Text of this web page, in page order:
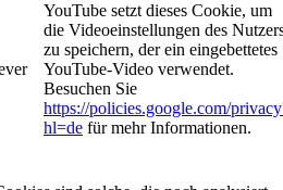
YouTube setzt dieses Cookie, um
die Videoeinstellungen des
zu speichern, der ein eingebettetes
YouTube-Video verwendet.
Besuchen Sie
https://policies.google.com/
hl=de für mehr Informationen.